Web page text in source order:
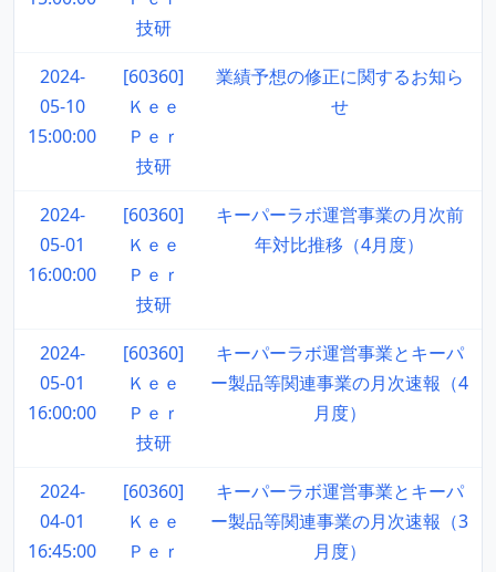
技研
2024-
05-10
15:00:00
[60360]
Ｋｅｅ
Ｐｅｒ
技研
業績予想の修正に関するお知ら
せ
2024-
05-01
16:00:00
[60360]
Ｋｅｅ
Ｐｅｒ
技研
キーパーラボ運営事業の月次前
年対比推移（4月度）
2024-
05-01
16:00:00
[60360]
Ｋｅｅ
Ｐｅｒ
技研
キーパーラボ運営事業とキーパ
ー製品等関連事業の月次速報（4
月度）
2024-
04-01
16:45:00
[60360]
Ｋｅｅ
Ｐｅｒ
キーパーラボ運営事業とキーパ
ー製品等関連事業の月次速報（3
月度）